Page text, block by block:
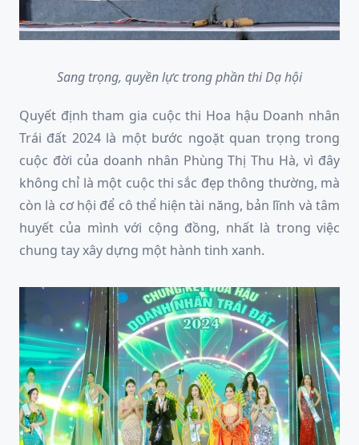
Sang trọng, quyền lực trong phần thi Dạ hội
Quyết định tham gia cuộc thi Hoa hậu Doanh nhân
Trái đất 2024 là một bước ngoặt quan trọng trong
cuộc đời của doanh nhân Phùng Thị Thu Hà, vì đây
không chỉ là một cuộc thi sắc đẹp thông thường, mà
còn là cơ hội để cô thể hiện tài năng, bản lĩnh và tâm
huyết của mình với cộng đồng, nhất là trong việc
chung tay xây dựng một hành tinh xanh.